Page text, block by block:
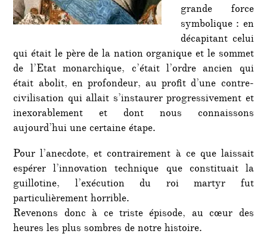
grande force
symbolique : en
décapitant celui
qui était le père de la nation organique et le sommet
de l’Etat monarchique, c’était l’ordre ancien qui
était abolit, en profondeur, au profit d’une contre-
civilisation qui allait s’instaurer progressivement et
inexorablement et dont nous connaissons
aujourd’hui une certaine étape.
Pour l’anecdote, et contrairement à ce que laissait
espérer l’innovation technique que constituait la
guillotine, l’exécution du roi martyr fut
particulièrement horrible.
Revenons donc à ce triste épisode, au cœur des
heures les plus sombres de notre histoire.